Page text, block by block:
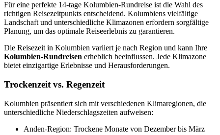
Für eine perfekte 14-tage Kolumbien-Rundreise ist die Wahl des
richtigen Reisezeitpunkts entscheidend. Kolumbiens vielfältige
Landschaft und unterschiedliche Klimazonen erfordern sorgfältige
Planung, um das optimale Reiseerlebnis zu garantieren.
Die Reisezeit in Kolumbien variiert je nach Region und kann Ihre
Kolumbien-Rundreisen erheblich beeinflussen. Jede Klimazone
bietet einzigartige Erlebnisse und Herausforderungen.
Trockenzeit vs. Regenzeit
Kolumbien präsentiert sich mit verschiedenen Klimaregionen, die
unterschiedliche Niederschlagszeiten aufweisen:
Anden-Region: Trockene Monate von Dezember bis März